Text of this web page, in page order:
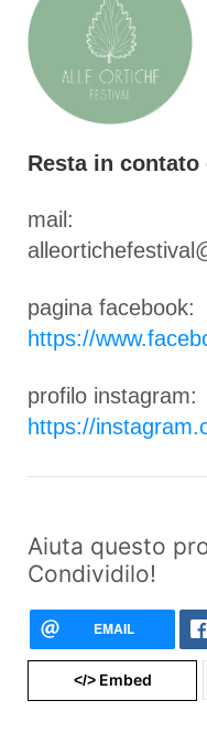
Resta in contato
mail:
pagina facebook:
https://
profilo instagram:
https://
Aiuta questo
Condividilo!
EMAIL
</>Embed